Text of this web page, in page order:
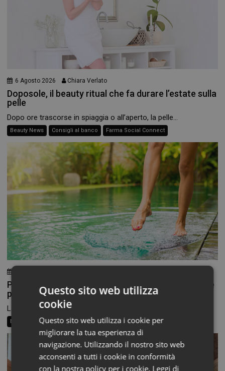
6 Agosto 2026 Chiara Verlato
Doposole, il beauty ritual che fa durare l’estate sulla
pelle
Dopo ore trascorse in spiaggia o all’aperto, la pelle...
Beauty News Consigli al banco Farma Social Connect
Piedi morbidi e talloni levigati: la beauty routine che
parte dal basso
La routine di bellezza non finisce alle caviglie, eppure...
Beauty News Consigli al banco Farma Social Connect
Questo sito web utilizza
cookie
Questo sito web utilizza i cookie per
migliorare la tua esperienza di
navigazione. Utilizzando il nostro sito web
acconsenti a tutti i cookie in conformità
con la nostra policy per i cookie. Leggi di